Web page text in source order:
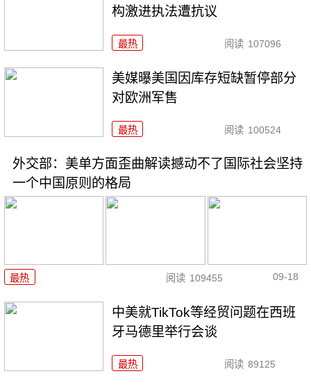
构激进执法遭抗议
最热 阅读 107096
美媒曝美国因库存短缺暂停部分
对欧洲军售
最热 阅读 100524
外交部：美单方面歪曲解读撼动不了国际社会坚持
一个中国原则的格局
最热 阅读 109455 09-18
中美就TikTok等经贸问题在西班
牙马德里举行会谈
最热 阅读 89125